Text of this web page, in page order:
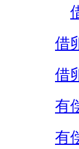
借
借
有
有